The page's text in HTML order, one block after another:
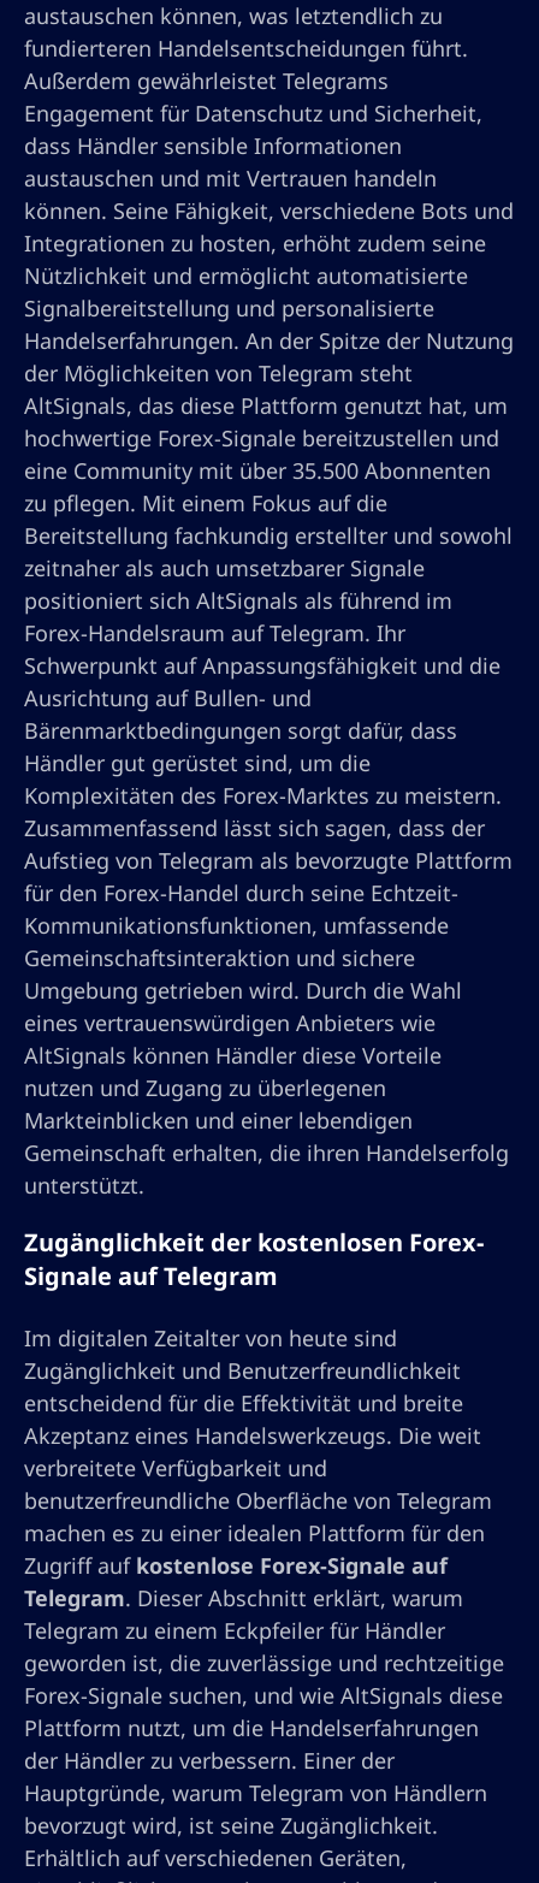
austauschen können, was letztendlich zu
fundierteren Handelsentscheidungen führt.
Außerdem gewährleistet Telegrams
Engagement für Datenschutz und Sicherheit,
dass Händler sensible Informationen
austauschen und mit Vertrauen handeln
können. Seine Fähigkeit, verschiedene Bots und
Integrationen zu hosten, erhöht zudem seine
Nützlichkeit und ermöglicht automatisierte
Signalbereitstellung und personalisierte
Handelserfahrungen. An der Spitze der Nutzung
der Möglichkeiten von Telegram steht
AltSignals, das diese Plattform genutzt hat, um
hochwertige Forex-Signale bereitzustellen und
eine Community mit über 35.500 Abonnenten
zu pflegen. Mit einem Fokus auf die
Bereitstellung fachkundig erstellter und sowohl
zeitnaher als auch umsetzbarer Signale
positioniert sich AltSignals als führend im
Forex-Handelsraum auf Telegram. Ihr
Schwerpunkt auf Anpassungsfähigkeit und die
Ausrichtung auf Bullen- und
Bärenmarktbedingungen sorgt dafür, dass
Händler gut gerüstet sind, um die
Komplexitäten des Forex-Marktes zu meistern.
Zusammenfassend lässt sich sagen, dass der
Aufstieg von Telegram als bevorzugte Plattform
für den Forex-Handel durch seine Echtzeit-
Kommunikationsfunktionen, umfassende
Gemeinschaftsinteraktion und sichere
Umgebung getrieben wird. Durch die Wahl
eines vertrauenswürdigen Anbieters wie
AltSignals können Händler diese Vorteile
nutzen und Zugang zu überlegenen
Markteinblicken und einer lebendigen
Gemeinschaft erhalten, die ihren Handelserfolg
unterstützt.
Zugänglichkeit der kostenlosen Forex-
Signale auf Telegram
Im digitalen Zeitalter von heute sind
Zugänglichkeit und Benutzerfreundlichkeit
entscheidend für die Effektivität und breite
Akzeptanz eines Handelswerkzeugs. Die weit
verbreitete Verfügbarkeit und
benutzerfreundliche Oberfläche von Telegram
machen es zu einer idealen Plattform für den
Zugriff auf kostenlose Forex-Signale auf
Telegram. Dieser Abschnitt erklärt, warum
Telegram zu einem Eckpfeiler für Händler
geworden ist, die zuverlässige und rechtzeitige
Forex-Signale suchen, und wie AltSignals diese
Plattform nutzt, um die Handelserfahrungen
der Händler zu verbessern. Einer der
Hauptgründe, warum Telegram von Händlern
bevorzugt wird, ist seine Zugänglichkeit.
Erhältlich auf verschiedenen Geräten,